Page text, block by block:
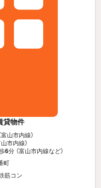
貸物件
富山市内線）
山市内線）
6分 （富山市内線など）
町
筋コン